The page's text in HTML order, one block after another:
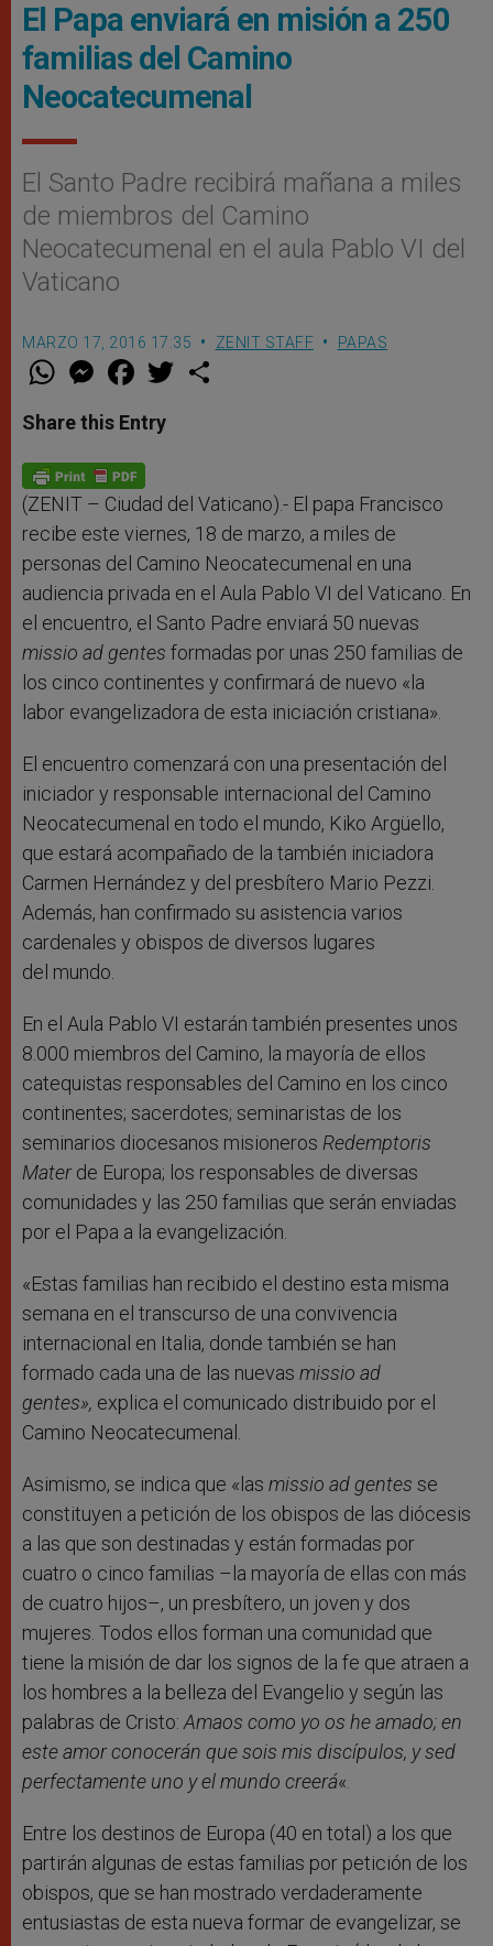
El Papa enviará en misión a 250
familias del Camino
Neocatecumenal
El Santo Padre recibirá mañana a miles
de miembros del Camino
Neocatecumenal en el aula Pablo VI del
Vaticano
MARZO 17, 2016 17:35 ZENIT STAFF PAPAS
W
t
s
p
p
M
e
s
e
g
e
F
a
e
b
o
k
w
Share this Entry
(ZENIT – Ciudad del Vaticano).- El papa Francisco
recibe este viernes, 18 de marzo, a miles de
personas del Camino Neocatecumenal en una
audiencia privada en el Aula Pablo VI del Vaticano. En
el encuentro, el Santo Padre enviará 50 nuevas
missio ad gentes formadas por unas 250 familias de
los cinco continentes y confirmará de nuevo «la
labor evangelizadora de esta iniciación cristiana».
El encuentro comenzará con una presentación del
iniciador y responsable internacional del Camino
Neocatecumenal en todo el mundo, Kiko Argüello,
que estará acompañado de la también iniciadora
Carmen Hernández y del presbítero Mario Pezzi.
Además, han confirmado su asistencia varios
cardenales y obispos de diversos lugares
del mundo.
En el Aula Pablo VI estarán también presentes unos
8.000 miembros del Camino, la mayoría de ellos
catequistas responsables del Camino en los cinco
continentes; sacerdotes; seminaristas de los
seminarios diocesanos misioneros Redemptoris
Materde Europa; los responsables de diversas
comunidades y las 250 familias que serán enviadas
por el Papa a la evangelización.
«Estas familias han recibido el destino esta misma
semana en el transcurso de una convivencia
internacional en Italia, donde también se han
formado cada una de las nuevas missio ad
gentes», explica el comunicado distribuido por el
Camino Neocatecumenal.
Asimismo, se indica que «las missio ad gentes se
constituyen a petición de los obispos de las diócesis
a las que son destinadas y están formadas por
cuatro o cinco familias –la mayoría de ellas con más
de cuatro hijos–, un presbítero, un joven y dos
mujeres. Todos ellos forman una comunidad que
tiene la misión de dar los signos de la fe que atraen a
los hombres a la belleza del Evangelio y según las
palabras de Cristo:Amaos como yo os he amado; en
este amor conocerán que sois mis discípulos, y sed
perfectamente uno y el mundo creerá«.
Entre los destinos de Europa (40 en total) a los que
partirán algunas de estas familias por petición de los
obispos, que se han mostrado verdaderamente
entusiastas de esta nueva formar de evangelizar, se